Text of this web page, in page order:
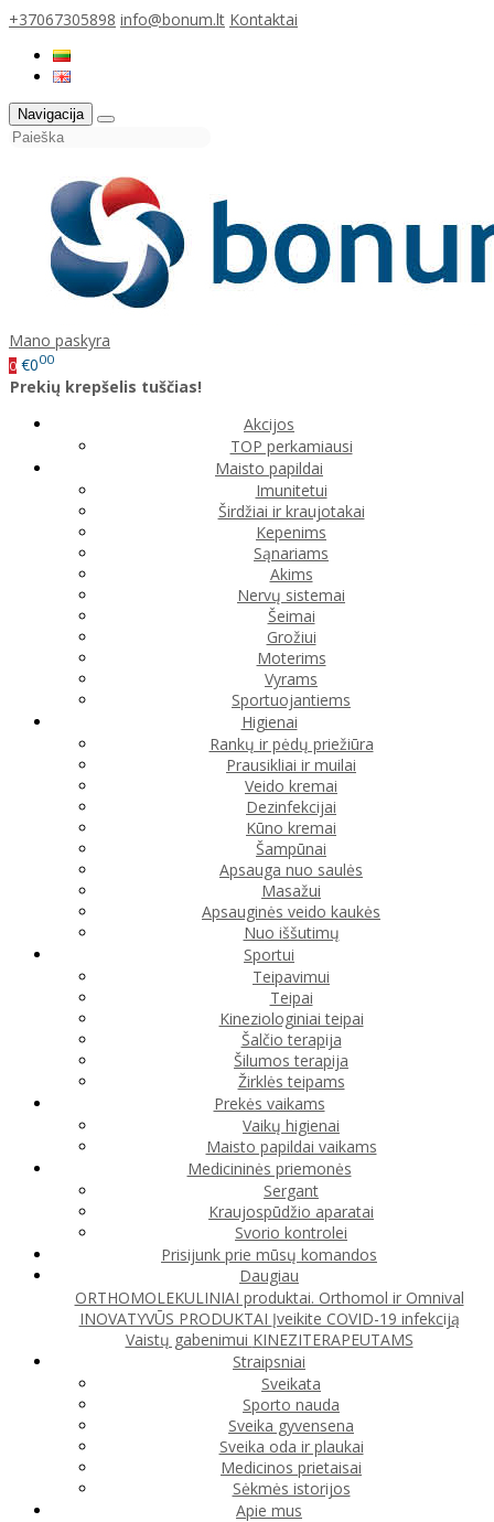
+37067305898 info@bonum.lt Kontaktai
Navigacija
Mano paskyra
0 €000
Prekių krepšelis tuščias!
Akcijos
TOP perkamiausi
Maisto papildai
Imunitetui
Širdžiai ir kraujotakai
Kepenims
Sąnariams
Akims
Nervų sistemai
Šeimai
Grožiui
Moterims
Vyrams
Sportuojantiems
Higienai
Rankų ir pėdų priežiūra
Prausikliai ir muilai
Veido kremai
Dezinfekcijai
Kūno kremai
Šampūnai
Apsauga nuo saulės
Masažui
Apsauginės veido kaukės
Nuo iššutimų
Sportui
Teipavimui
Teipai
Kineziologiniai teipai
Šalčio terapija
Šilumos terapija
Žirklės teipams
Prekės vaikams
Vaikų higienai
Maisto papildai vaikams
Medicininės priemonės
Sergant
Kraujospūdžio aparatai
Svorio kontrolei
Prisijunk prie mūsų komandos
Daugiau
ORTHOMOLEKULINIAI produktai. Orthomol ir Omnival
INOVATYVŪS PRODUKTAI Įveikite COVID-19 infekciją
Vaistų gabenimui KINEZITERAPEUTAMS
Straipsniai
Sveikata
Sporto nauda
Sveika gyvensena
Sveika oda ir plaukai
Medicinos prietaisai
Sėkmės istorijos
Apie mus